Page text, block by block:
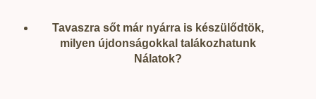
Tavaszra sőt már nyárra is készülődtök,
milyen újdonságokkal talákozhatunk
Nálatok?